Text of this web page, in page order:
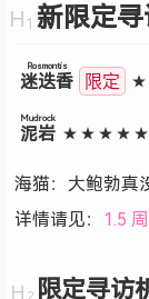
新限定
迷迭香
Rosmontis
限定
泥岩
Mudrock
海猫：大鲍勃真
详情请见： 1.5
限定寻访